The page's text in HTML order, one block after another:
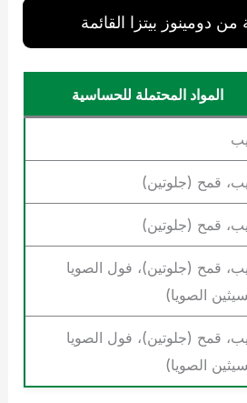
دومينوز بيتزا القائمة
المواد المحتملة للحساسية
قمح (جلوتين)
قمح (جلوتين)
قمح (جلوتين)، فول الصويا
الصويا)
قمح (جلوتين)، فول الصويا
الصويا)